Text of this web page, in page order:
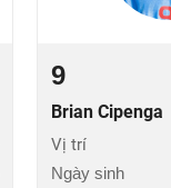
9
Brian Cipenga
Vị trí
Ngày sinh